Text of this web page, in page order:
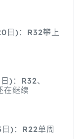
日)：R32攀上
)：R32、
在继续
)：R22单周